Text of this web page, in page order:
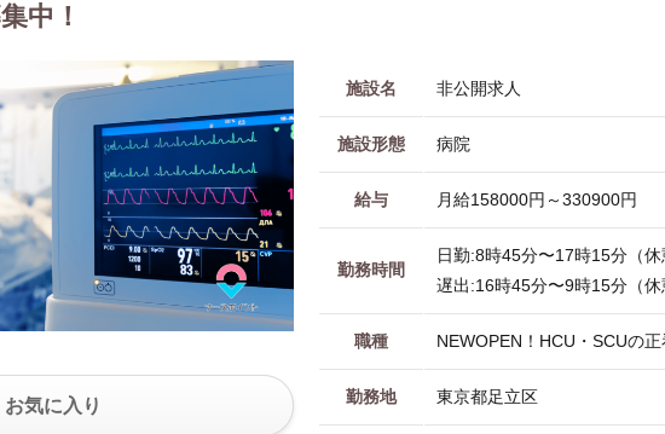
中！
お気に入り
施設名 非公開求人
施設形態 病院
給与 月給158000円～330900円
勤務時間
日勤:8時45分〜17時15分（休
遅出:16時45分〜9時15分（休
職種 NEWOPEN！HCU・SCUの正
勤務地 東京都足立区